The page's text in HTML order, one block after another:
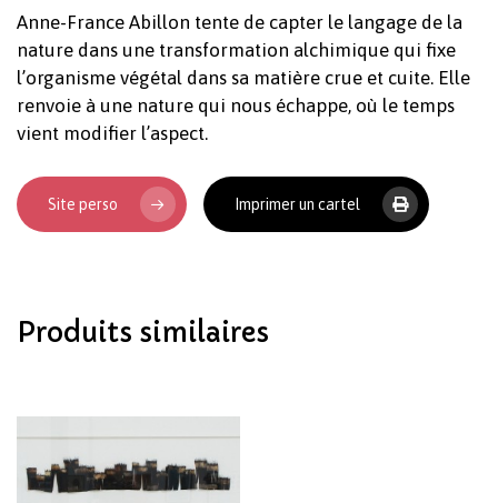
Votre panier est vide.
Anne-France Abillon tente de capter le langage de la
nature dans une transformation alchimique qui fixe
l’organisme végétal dans sa matière crue et cuite. Elle
renvoie à une nature qui nous échappe, où le temps
vient modifier l’aspect.
Site perso Imprimer un cartel
Produits similaires